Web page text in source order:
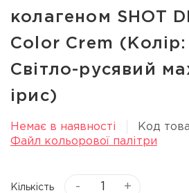
колагеном SHOT
Color Crem (Колір:
Світло-русявий
ірис)
Немає в наявності
Код
Файл кольорової палітри
Кількість - +